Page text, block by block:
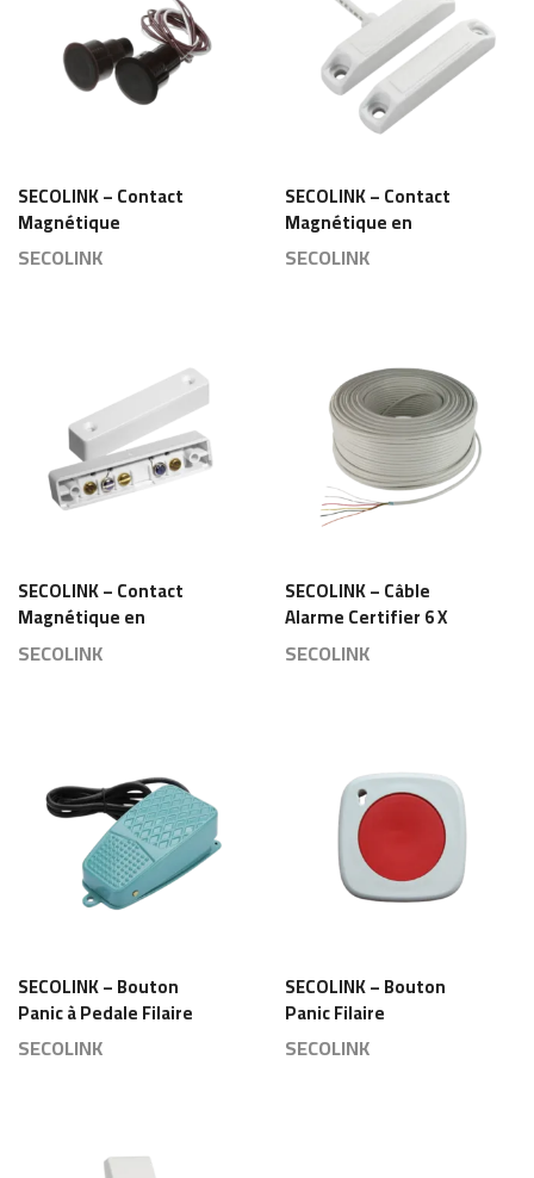
SECOLINK – Contact
Magnétique
Encastrable En
Plastique Abs – DP-36
SECOLINK
SECOLINK – Contact
Magnétique en
Plastique – CM-17S
SECOLINK
SECOLINK – Contact
Magnétique en
Plastique Abs – CM-
29ST
SECOLINK
SECOLINK – Câble
Alarme Certifier 6 X
0,22 mm2 Couleur
Blanc Bobine
SECOLINK
SECOLINK – Bouton
Panic à Pedale Filaire
Switch NC/COM/NO –
JT-101
SECOLINK
SECOLINK – Bouton
Panic Filaire
Rearmable
Atomatique – BP-60
SECOLINK